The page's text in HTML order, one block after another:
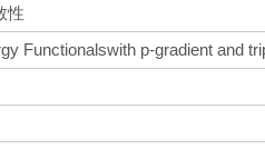
性
Functionalswith p-gradient and